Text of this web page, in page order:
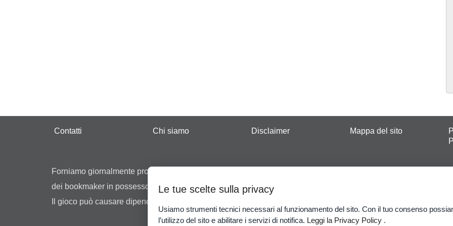
Contatti Chi siamo Disclaimer Mappa del sito
Forniamo giornalmente pronostici, suggerimenti ed anteprime sulle principali competizioni sportive. Grazie ai
dei bookmaker in possesso di regolare concessione ad operare in Italia rilasciata dall’Agenzia delle Dogane e
Il gioco può causare dipendenza patologica. Il gioco è vietato ai minori di 18 anni.
Le tue scelte sulla privacy
Usiamo strumenti tecnici necessari al funzionamento del sito. Con il tuo consenso
l’utilizzo del sito e abilitare i servizi di notifica. Leggi la Privacy Policy .